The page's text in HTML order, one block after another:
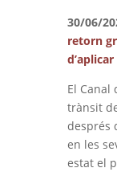
30/06/
retorn
El Canal
trànsit
després
en les
estat el